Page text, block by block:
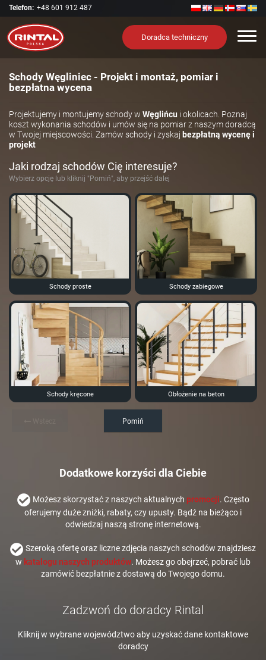
Telefon: +48 601 912 487
Doradca techniczny
Schody Węgliniec - Projekt i montaż, pomiar i
bezpłatna wycena
Projektujemy i montujemy schody w Węglińcu i okolicach. Poznaj
koszt wykonania schodów i umów się na pomiar z naszym doradcą
w Twojej miejscowości. Zamów schody i zyskaj bezpłatną wycenę i
projekt
Jaki rodzaj schodów Cię interesuje?
Wybierz opcję lub kliknij "Pomiń", aby przejść dalej
Schody proste Schody zabiegowe
Schody kręcone Obłożenie na beton
Pomiń
Dodatkowe korzyści dla Ciebie
Możesz skorzystać z naszych aktualnych promocji. Często
oferujemy duże zniżki, rabaty, czy upusty. Bądź na bieżąco i
odwiedzaj naszą stronę internetową.
Szeroką ofertę oraz liczne zdjęcia naszych schodów znajdziesz
w katalogu naszych produktów. Możesz go obejrzeć, pobrać lub
zamówić bezpłatnie z dostawą do Twojego domu.
Zadzwoń do doradcy Rintal
Kliknij w wybrane województwo aby uzyskać dane kontaktowe
doradcy